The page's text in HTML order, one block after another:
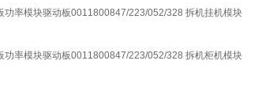
功率模块驱动板0011800847/223/052/328 拆机挂机模块
功率模块驱动板0011800847/223/052/328 拆机柜机模块